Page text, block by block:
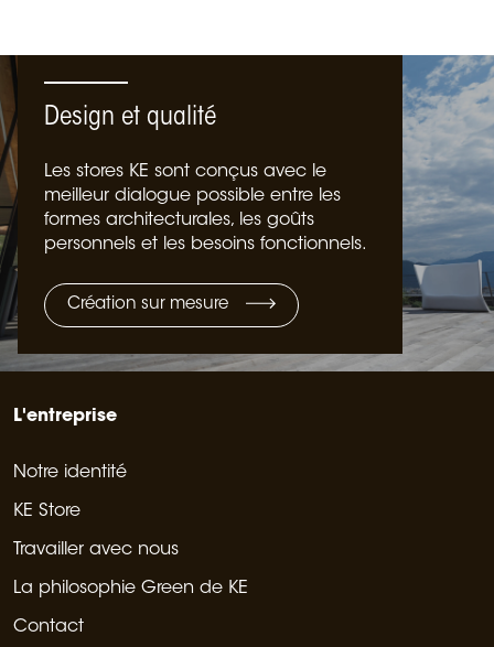
Design et qualité
Les stores KE sont conçus avec le
meilleur dialogue possible entre les
formes architecturales, les goûts
personnels et les besoins fonctionnels.
Création sur mesure
L'entreprise
Notre identité
KE Store
Travailler avec nous
La philosophie Green de KE
Contact